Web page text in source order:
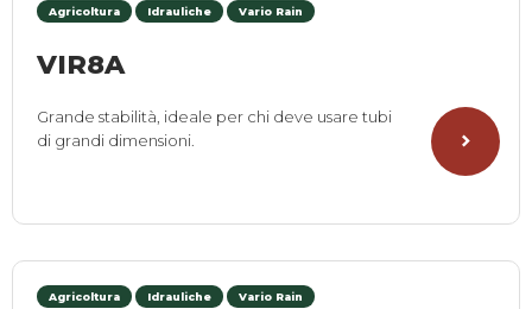
Agricoltura Idrauliche Vario Rain
VIR8A
Grande stabilità, ideale per chi deve usare tubi
di grandi dimensioni.
Agricoltura Idrauliche Vario Rain